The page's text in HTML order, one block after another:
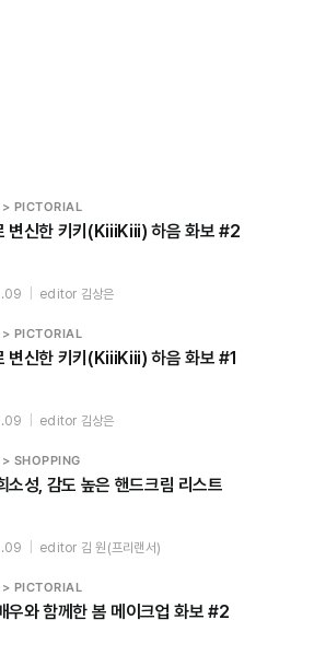
PICTORIAL
변신한 키키(KiiiKiii) 하음 화보 #2
editor 김상은
PICTORIAL
변신한 키키(KiiiKiii) 하음 화보 #1
editor 김상은
SHOPPING
소성, 감도 높은 핸드크림 리스트
editor 김 원(프리랜서)
PICTORIAL
우와 함께한 봄 메이크업 화보 #2